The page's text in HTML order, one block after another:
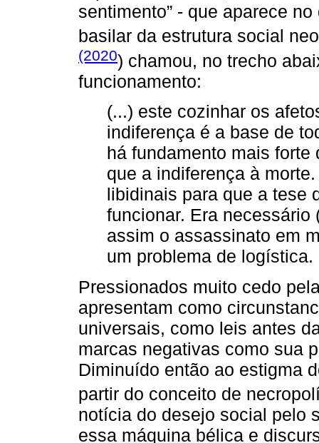
sentimento” - que aparece
basilar da estrutura social
(2020) chamou, no trecho
funcionamento:
(...) este cozinhar os
indiferença é a base de
há fundamento mais
que a indiferença à
libidinais para que a tese
funcionar. Era necessário
assim o assassinato em
um problema de logística.
Pressionados muito cedo
apresentam como
universais, como leis antes
marcas negativas como sua
Diminuído então ao estigma
partir do conceito de
notícia do desejo social pelo
essa máquina bélica e